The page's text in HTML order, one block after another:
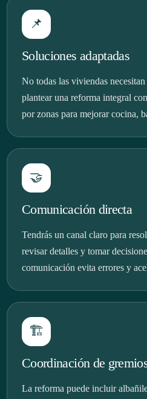
📌
Soluciones adaptadas
No todas las viviendas
plantear una reforma integral
por zonas para mejorar cocina,
🤝
Comunicación directa
Tendrás un canal claro para
revisar detalles y tomar
comunicación evita errores y
🏗️
Coordinación de
La reforma puede incluir